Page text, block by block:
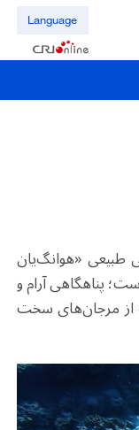
Language
طبیعی «هوانگ‌یان
پناهگاهی آرام و
نرم خود را به روی ۱۳۵ گونه از مرجان‌های سخت